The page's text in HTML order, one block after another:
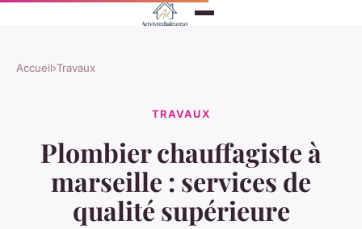
Accueil›Travaux
TRAVAUX
Plombier chauffagiste à
marseille : services de
qualité supérieure